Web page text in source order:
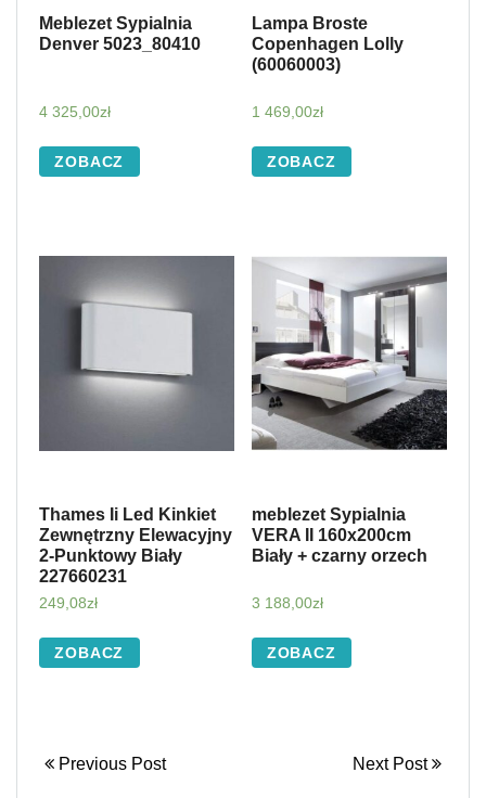
Meblezet Sypialnia
Denver 5023_80410
4 325,00zł
ZOBACZ
Lampa Broste
Copenhagen Lolly
(60060003)
1 469,00zł
ZOBACZ
Thames Ii Led Kinkiet
Zewnętrzny Elewacyjny
2-Punktowy Biały
227660231
249,08zł
ZOBACZ
meblezet Sypialnia
VERA II 160x200cm
Biały + czarny orzech
3 188,00zł
ZOBACZ
Previous Post Next Post